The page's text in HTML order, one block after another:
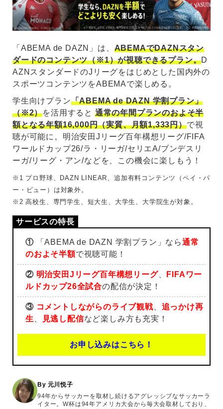
「ABEMA de DAZN」は、 ABEMAでDAZNスタン
ダードのコンテンツ（※1）が視聴できるプラン。D
AZNスタンダードのJリーグをはじめとした国内外の
スポーツコンテンツをABEMAで楽しめる。
学生向けプラン「ABEMA de DAZN 学割プラン」
（※2）を活用すると 通常の年間プランのおよそ半
額となる年額16,000円（実質、月額1,333円）で視
聴が可能に。明治安田Jリーグ百年構想リーグ/FIFA
ワールドカップ26/ラ・リーガ/セリエA/ブンデスリ
ーガ/リーグ・アン/などを、この機会に楽しもう！
※1 プロ野球、DAZN LINEAR、追加有料コンテンツ（ペイ・パ
ー・ビュー）は対象外。
※2 高校生、専門学生、短大生、大学生、大学院生が対象。
①「ABEMA de DAZN 学割プラン」なら通常
のおよそ半額で視聴可能！
② 明治安田Jリーグ百年構想リーグ、
FIFAワー
ルドカップ26全試合の配信が決定！
③ コメントしながらのライブ観戦、 追っかけ再
生
見逃し配信など楽しみ方も充実！
お申し込みはこちら！
By 元川悦子
94年からサッカーを取材し続けるアグレッシブなサッカーラ
イター。W杯は94年アメリカ大会から毎大会取材しており、